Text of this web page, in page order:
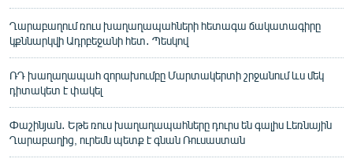
Ղարաբաղում ռուս խաղաղապահների հետագա ճակատագիրը
կքննարկվի Ադրբեջանի հետ․ Պեսկով
ՌԴ խաղաղապահ զորախումբը Մարտակերտի շրջանում ևս մեկ
դիտակետ է փակել
Փաշինյան․ Եթե ռուս խաղաղապահները դուրս են գալիս Լեռնային
Ղարաբաղից, ուրեմն պետք է գնան Ռուսաստան